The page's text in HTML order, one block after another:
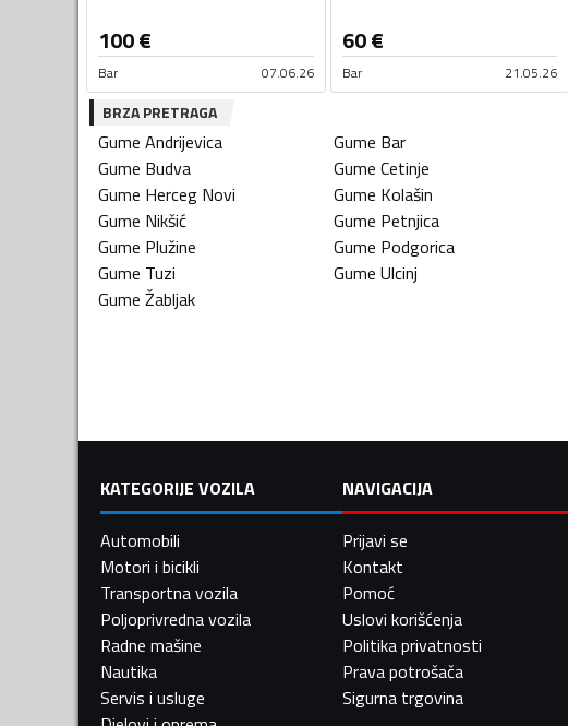
100€
Bar 07.06.26
60€
Bar 21.05.26
BRZA PRETRAGA
Gume Andrijevica Gume Bar
Gume Budva Gume Cetinje
Gume Herceg Novi Gume Kolašin
Gume Nikšić Gume Petnjica
Gume Plužine Gume Podgorica
Gume Tuzi Gume Ulcinj
Gume Žabljak
KATEGORIJE VOZILA
Automobili
Motori i bicikli
Transportna vozila
Poljoprivredna vozila
Radne mašine
Nautika
Servis i usluge
NAVIGACIJA
Prijavi se
Kontakt
Pomoć
Uslovi korišćenja
Politika privatnosti
Prava potrošača
Sigurna trgovina